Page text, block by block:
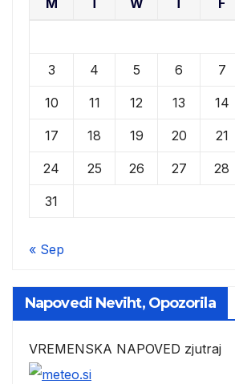
3 4 5 6 7
10 11 12 13 14
17 18 19 20 21
24 25 26 27 28
31
« Sep
Napovedi Neviht, Opozorila
VREMENSKA NAPOVED zjutraj